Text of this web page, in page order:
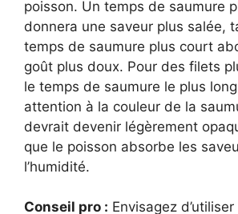
poisson. Un temps de saumure
donnera une saveur plus salée,
temps de saumure plus court
goût plus doux. Pour des filets
le temps de saumure le plus
attention à la couleur de la
devrait devenir légèrement
que le poisson absorbe les
l’humidité.
Conseil pro : Envisagez